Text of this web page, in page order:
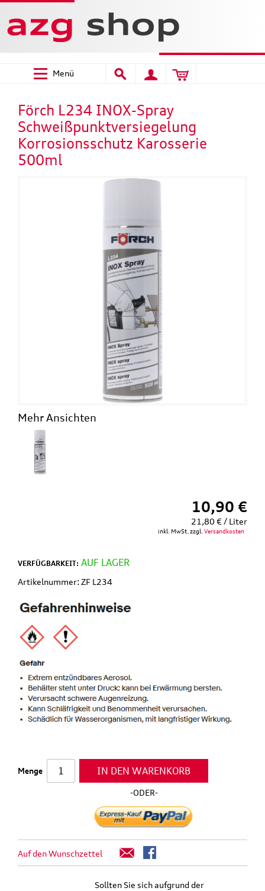
Menü
Förch L234 INOX-Spray
Schweißpunktversiegelung
Korrosionsschutz Karosserie
500ml
Mehr Ansichten
10,90 €
21,80 € / Liter
inkl. MwSt. zzgl. Versandkosten
VERFÜGBARKEIT: AUF LAGER
Artikelnummer: ZF L234
Menge IN DEN WARENKORB
-ODER-
Auf den Wunschzettel
Sollten Sie sich aufgrund der